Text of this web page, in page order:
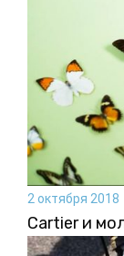
2 октября 2018
Cartier и